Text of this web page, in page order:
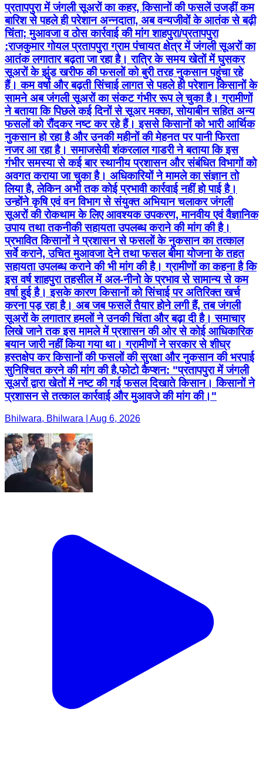
प्रतापपुरा में जंगली सूअरों का कहर, किसानों की फसलें उजड़ीं कम
बारिश से पहले ही परेशान अन्नदाता, अब वन्यजीवों के आतंक से बढ़ी
चिंता; मुआवजा व ठोस कार्रवाई की मांग शाहपुरा/प्रतापपुरा
:राजकुमार गोयल प्रतापपुरा ग्राम पंचायत क्षेत्र में जंगली सूअरों का
आतंक लगातार बढ़ता जा रहा है। रात्रि के समय खेतों में घुसकर
सूअरों के झुंड खरीफ की फसलों को बुरी तरह नुकसान पहुंचा रहे
हैं। कम वर्षा और बढ़ती सिंचाई लागत से पहले ही परेशान किसानों के
सामने अब जंगली सूअरों का संकट गंभीर रूप ले चुका है। ग्रामीणों
ने बताया कि पिछले कई दिनों से सूअर मक्का, सोयाबीन सहित अन्य
फसलों को रौंदकर नष्ट कर रहे हैं। इससे किसानों को भारी आर्थिक
नुकसान हो रहा है और उनकी महीनों की मेहनत पर पानी फिरता
नजर आ रहा है। समाजसेवी शंकरलाल गाडरी ने बताया कि इस
गंभीर समस्या से कई बार स्थानीय प्रशासन और संबंधित विभागों को
अवगत कराया जा चुका है। अधिकारियों ने मामले का संज्ञान तो
लिया है, लेकिन अभी तक कोई प्रभावी कार्रवाई नहीं हो पाई है।
उन्होंने कृषि एवं वन विभाग से संयुक्त अभियान चलाकर जंगली
सूअरों की रोकथाम के लिए आवश्यक उपकरण, मानवीय एवं वैज्ञानिक
उपाय तथा तकनीकी सहायता उपलब्ध कराने की मांग की है।
प्रभावित किसानों ने प्रशासन से फसलों के नुकसान का तत्काल
सर्वे कराने, उचित मुआवजा देने तथा फसल बीमा योजना के तहत
सहायता उपलब्ध कराने की भी मांग की है। ग्रामीणों का कहना है कि
इस वर्ष शाहपुरा तहसील में अल-नीनो के प्रभाव से सामान्य से कम
वर्षा हुई है। इसके कारण किसानों को सिंचाई पर अतिरिक्त खर्च
करना पड़ रहा है। अब जब फसलें तैयार होने लगी हैं, तब जंगली
सूअरों के लगातार हमलों ने उनकी चिंता और बढ़ा दी है। समाचार
लिखे जाने तक इस मामले में प्रशासन की ओर से कोई आधिकारिक
बयान जारी नहीं किया गया था। ग्रामीणों ने सरकार से शीघ्र
हस्तक्षेप कर किसानों की फसलों की सुरक्षा और नुकसान की भरपाई
सुनिश्चित करने की मांग की है.फोटो कैप्शन: "प्रतापपुरा में जंगली
सूअरों द्वारा खेतों में नष्ट की गई फसल दिखाते किसान। किसानों ने
प्रशासन से तत्काल कार्रवाई और मुआवजे की मांग की।"
Bhilwara, Bhilwara | Aug 6, 2026